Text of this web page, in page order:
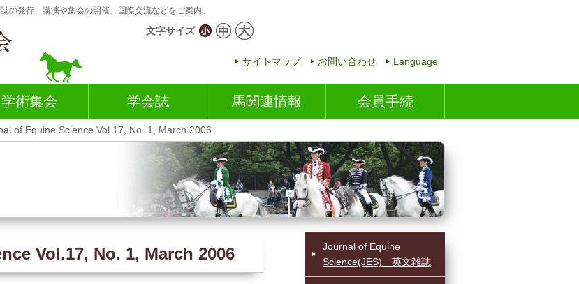
の発行、講演や集会の開催、国際交流などをご案内。
文字サイズ
サイトマップ お問い合わせ Language
学術集会 学会誌 馬関連情報 会員手続
of Equine Science Vol.17, No. 1, March 2006
Vol.17, No. 1, March 2006
Journal of Equine
Science(JES) 英文雑誌